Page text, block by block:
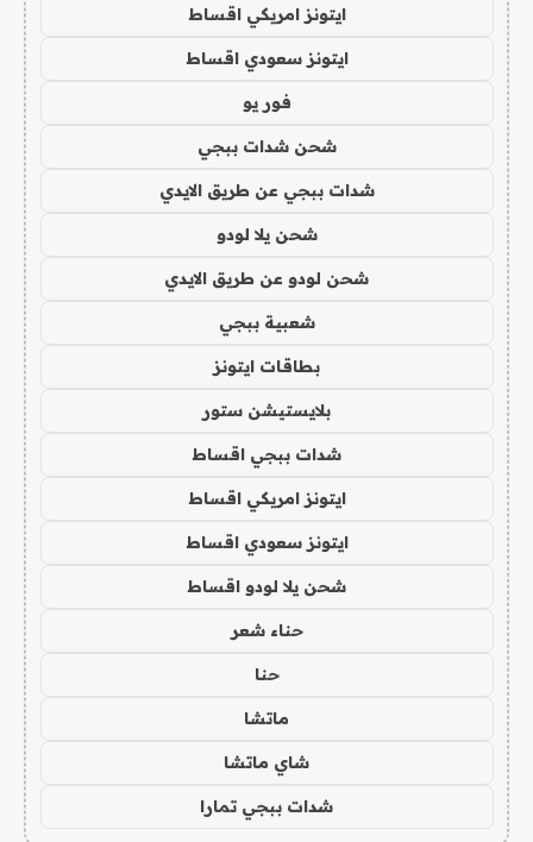
ايتونز امريكي اقساط
ايتونز سعودي اقساط
فور يو
شحن شدات ببجي
شدات ببجي عن طريق الايدي
شحن يلا لودو
شحن لودو عن طريق الايدي
شعبية ببجي
بطاقات ايتونز
بلايستيشن ستور
شدات ببجي اقساط
ايتونز امريكي اقساط
ايتونز سعودي اقساط
شحن يلا لودو اقساط
حناء شعر
حنا
ماتشا
شاي ماتشا
شدات ببجي تمارا